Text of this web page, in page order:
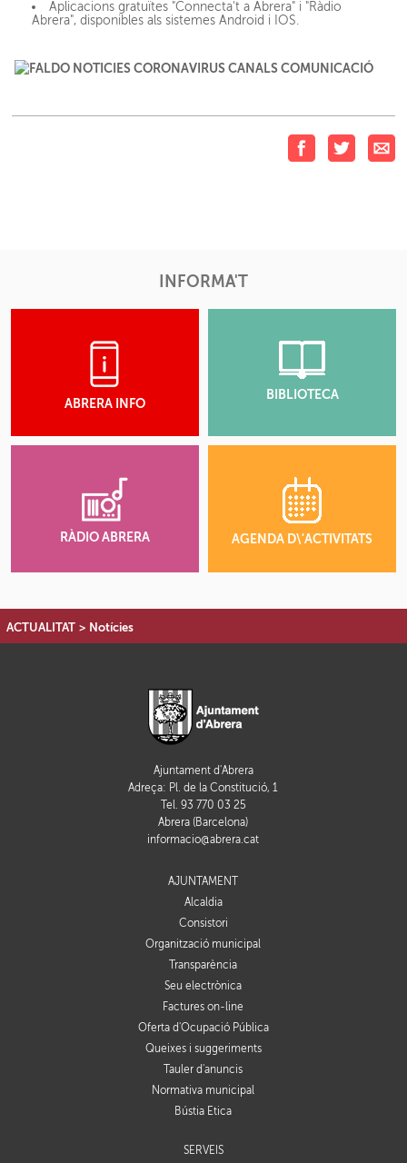
Aplicacions gratuïtes "Connecta't a Abrera" i "Ràdio
Abrera", disponibles als sistemes Android i IOS.
INFORMA'T
ABRERA INFO
BIBLIOTECA
RÀDIO ABRERA AGENDA D\'ACTIVITATS
ACTUALITAT > Notícies
Ajuntament d'Abrera
Adreça: Pl. de la Constitució, 1
Tel. 93 770 03 25
Abrera (Barcelona)
informacio@abrera.cat
AJUNTAMENT
Alcaldia
Consistori
Organització municipal
Transparència
Seu electrònica
Factures on-line
Oferta d'Ocupació Pública
Queixes i suggeriments
Tauler d'anuncis
Normativa municipal
Bústia Ètica
SERVEIS